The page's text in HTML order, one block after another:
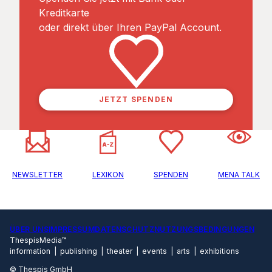
Kreditkarte
oder direkt über Ihren PayPal Account.
JETZT SPENDEN
NEWSLETTER LEXIKON SPENDEN MENA TALK
ÜBER UNSIMPRESSUMDATENSCHUTZNUTZUNGSBEDINGUNGEN
ThespisMedia™
information | publishing | theater | events | arts | exhibitions
© Thespis GmbH